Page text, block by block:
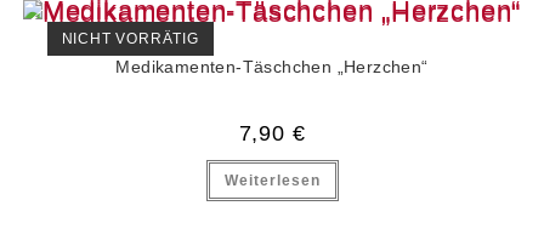
NICHT VORRÄTIG
Medikamenten-Täschchen „Herzchen“
7,90 €
Weiterlesen